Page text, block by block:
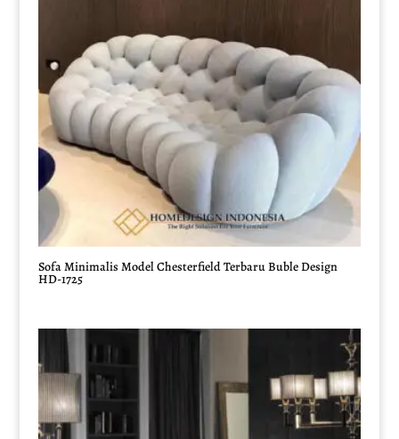
Sofa Minimalis Model Chesterfield Terbaru Buble Design
HD-1725